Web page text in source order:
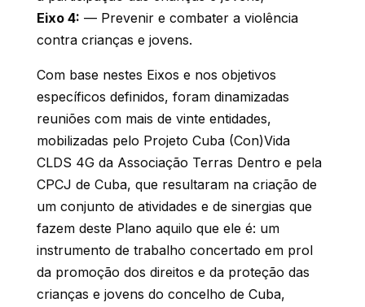
Eixo 4: — Prevenir e combater a violência
contra crianças e jovens.
Com base nestes Eixos e nos objetivos
específicos definidos, foram dinamizadas
reuniões com mais de vinte entidades,
mobilizadas pelo Projeto Cuba (Con)Vida
CLDS 4G da Associação Terras Dentro e pela
CPCJ de Cuba, que resultaram na criação de
um conjunto de atividades e de sinergias que
fazem deste Plano aquilo que ele é: um
instrumento de trabalho concertado em prol
da promoção dos direitos e da proteção das
crianças e jovens do concelho de Cuba,